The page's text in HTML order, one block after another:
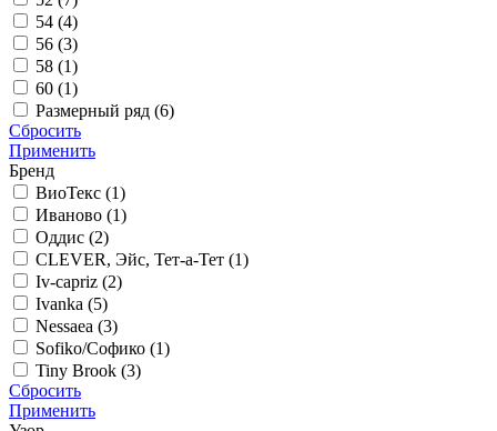
54 (4)
56 (3)
58 (1)
60 (1)
Размерный ряд (6)
Сбросить
Применить
Бренд
ВиоТекс (1)
Иваново (1)
Оддис (2)
CLEVER, Эйс, Тет-а-Тет (1)
Iv-сapriz (2)
Ivanka (5)
Nessaea (3)
Sofiko/Софико (1)
Tiny Brook (3)
Сбросить
Применить